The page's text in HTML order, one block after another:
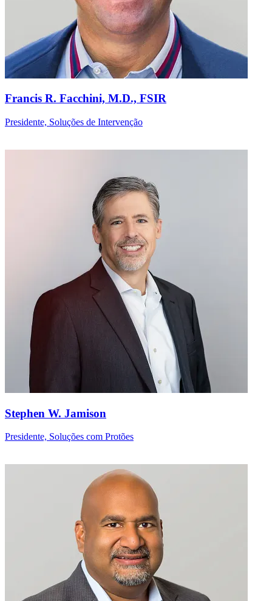
Francis R. Facchini, M.D., FSIR
Presidente, Soluções de Intervenção
Stephen W. Jamison
Presidente, Soluções com Protões